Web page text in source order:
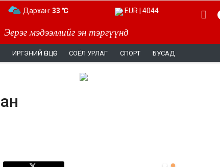
Эерэг мэдээллийг эн тэргүүнд
Дархан: 33 ℃ EUR | 4044
ИРГЭНИЙ ӨНЦӨГ СОЁЛ УРЛАГ СПОРТ БУСАД